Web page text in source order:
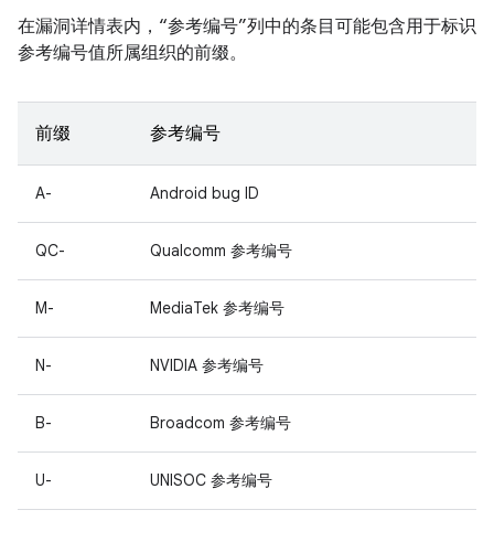
在漏洞详情表内，“参考编号”列中的条目可能包含用于标识
参考编号值所属组织的前缀。
前缀 参考编号
A- Android bug ID
QC- Qualcomm 参考编号
M- MediaTek 参考编号
N- NVIDIA 参考编号
B- Broadcom 参考编号
U- UNISOC 参考编号